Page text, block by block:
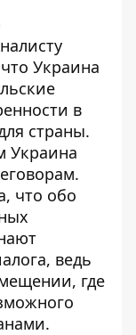
Украина
в
страны.
Украина
что обо
ведь
где